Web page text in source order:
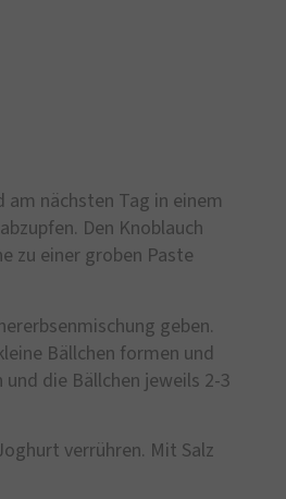
am nächsten Tag in einem
Den Knoblauch
zu einer groben Paste
geben.
Bällchen formen und
die Bällchen jeweils 2-3
verrühren. Mit Salz